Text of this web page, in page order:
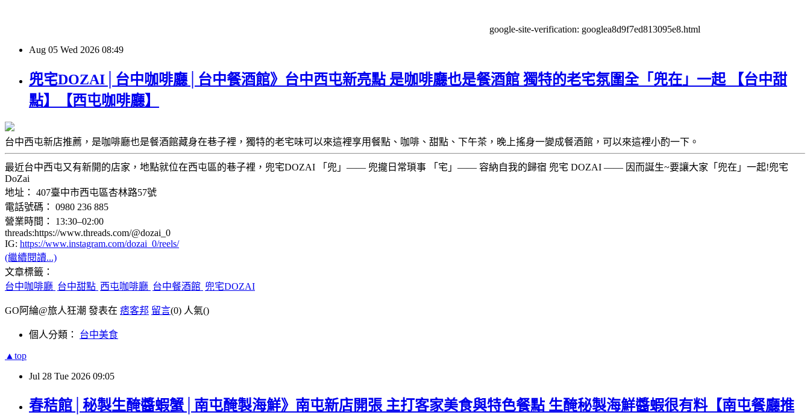
google-site-verification: googlea8d9f7ed813095e8.html
Aug 05 Wed 2026 08:49
兜宅DOZAI│台中咖啡廳│台中餐酒館》台中西屯新亮點 是咖啡廳也是餐酒館 獨特的老宅氛圍全「兜在」一起 【台中甜
點】【西屯咖啡廳】
台中西屯新店推薦，是咖啡廳也是餐酒館藏身在巷子裡，獨特的老宅味可以來這裡享用餐點、咖啡、甜點、下午茶，晚上搖身一變成餐酒館，可以來這裡小酌一下。
最近台中西屯又有新開的店家，地點就位在西屯區的巷子裡，兜宅DOZAI 「兜」—— 兜攏日常瑣事 「宅」—— 容納自我的歸宿 ​​兜宅 DOZAI —— 因而誕生~要讓大家「兜在」一起!兜宅
DoZai
地址： 407臺中市西屯區杏林路57號
電話號碼： 0980 236 885
營業時間： 13:30–02:00
threads:https://www.threads.com/@dozai_0
IG: https://www.instagram.com/dozai_0/reels/
(繼續閱讀...)
文章標籤：
台中咖啡廳 台中甜點 西屯咖啡廳 台中餐酒館 兜宅DOZAI
GO阿綸@旅人狂潮 發表在 痞客邦 留言(0) 人氣()
個人分類： 台中美食
▲top
Jul 28 Tue 2026 09:05
春秸館│秘製生醃醬蝦蟹│南屯醃製海鮮》南屯新店開張 主打客家美食與特色餐點 生醃秘製海鮮醬蝦很有料【南屯餐廳推